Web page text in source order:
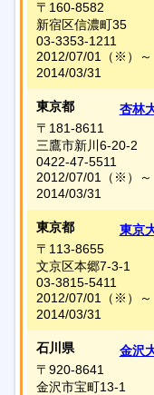
〒160-8582
新宿区信濃町35
03-3353-1211
2012/07/01
（※）
～
2014/03/31
東京都 杏林
〒181-8611
三鷹市新川6-20-2
0422-47-5511
2012/07/01
（※）
～
2014/03/31
東京都 東京
〒113-8655
文京区本郷7-3-1
03-3815-5411
2012/07/01
（※）
～
2014/03/31
石川県 金沢
〒920-8641
金沢市宝町13-1